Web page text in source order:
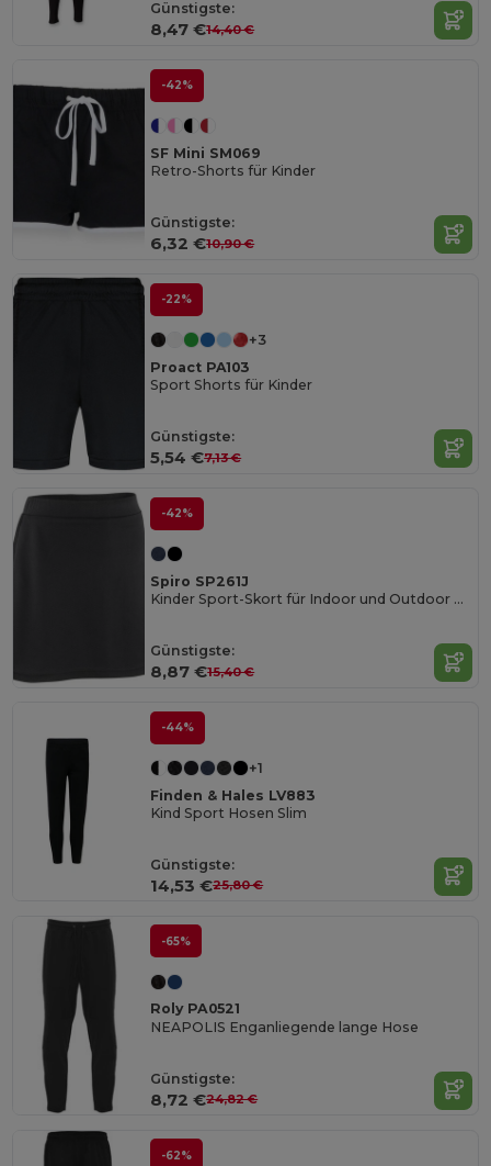
Günstigste:
8,47 €14,40 €
-42%
SF Mini SM069
Retro-Shorts für Kinder
Günstigste:
6,32 €10,90 €
-22%
+3
Proact PA103
Sport Shorts für Kinder
Günstigste:
5,54 €7,13 €
-42%
Spiro SP261J
Kinder Sport-Skort für Indoor und Outdoor Aktivitäten
Günstigste:
8,87 €15,40 €
-44%
+1
Finden & Hales LV883
Kind Sport Hosen Slim
Günstigste:
14,53 €25,80 €
-65%
Roly PA0521
NEAPOLIS Enganliegende lange Hose
Günstigste:
8,72 €24,82 €
-62%